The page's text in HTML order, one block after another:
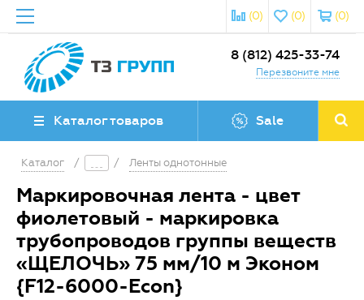
(0)
(0)
(0)
8 (812) 425-33-74
Перезвоните мне
Каталог товаров Sale
Каталог / / Ленты однотонные
Маркировочная лента - цвет
фиолетовый - маркировка
трубопроводов группы веществ
«ЩЕЛОЧЬ» 75 мм/10 м Эконом
{F12-6000-Econ}